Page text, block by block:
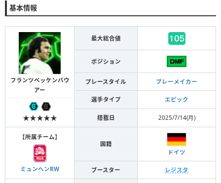
基本情報
フランツベッケンバウ
アー
★★★★★
最大総合値
ポジション
プレースタイル プレーメイカー
選手タイプ エピック
搭載日 2025/7/14(月)
【所属チーム】
ミュンヘンRW
国籍
ドイツ
ブースター レジスタ